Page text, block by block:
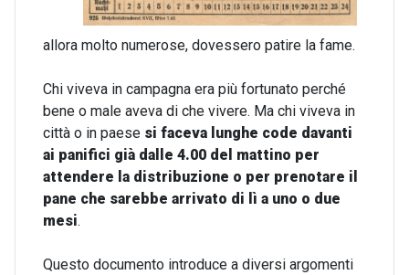
allora molto numerose, dovessero patire la fame.
Chi viveva in campagna era più fortunato perché
bene o male aveva di che vivere. Ma chi viveva in
città o in paese si faceva lunghe code davanti
ai panifici già dalle 4.00 del mattino per
attendere la distribuzione o per prenotare il
pane che sarebbe arrivato di lì a uno o due
mesi.
Questo documento introduce a diversi argomenti